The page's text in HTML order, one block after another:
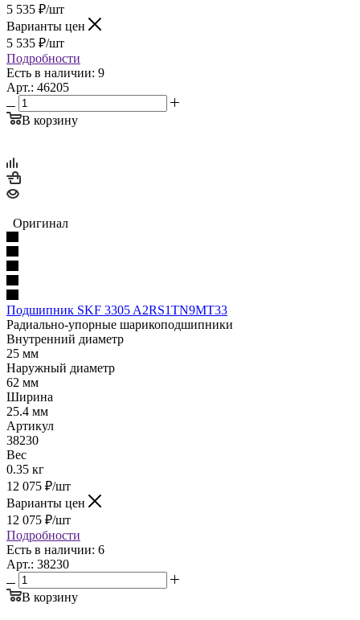
5 535 ₽/шт
Варианты цен
5 535 ₽/шт
Подробности
Есть в наличии: 9
Арт.: 46205
В корзину
Оригинал
Подшипник SKF 3305 A2RS1TN9MT33
Радиально-упорные шарикоподшипники
Внутренний диаметр
25 мм
Наружный диаметр
62 мм
Ширина
25.4 мм
Артикул
38230
Вес
0.35 кг
12 075 ₽/шт
Варианты цен
12 075 ₽/шт
Подробности
Есть в наличии: 6
Арт.: 38230
В корзину